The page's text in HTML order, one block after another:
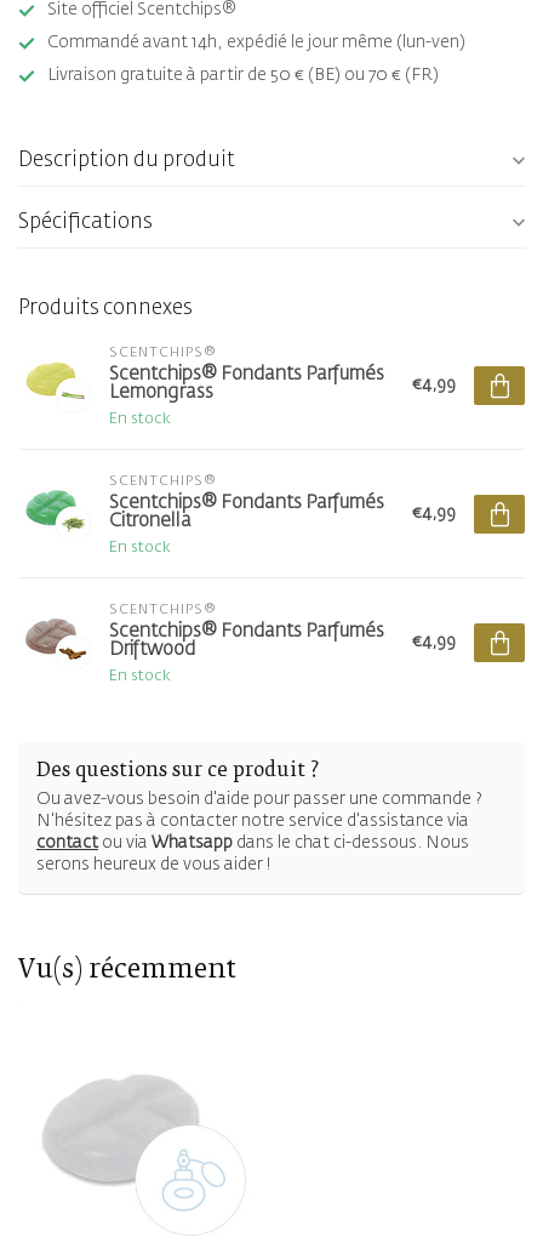
Site officiel Scentchips®
Commandé avant 14h, expédié le jour même (lun-ven)
Livraison gratuite à partir de 50 € (BE) ou 70 € (FR)
Description du produit
Spécifications
Produits connexes
SCENTCHIPS®
Scentchips® Fondants Parfumés
Lemongrass
En stock
€4,99
SCENTCHIPS®
Scentchips® Fondants Parfumés
Citronella
En stock
€4,99
SCENTCHIPS®
Scentchips® Fondants Parfumés
Driftwood
En stock
€4,99
Des questions sur ce produit ?
Ou avez-vous besoin d'aide pour passer une commande ?
N'hésitez pas à contacter notre service d'assistance via
contactou via Whatsapp dans le chat ci-dessous. Nous
serons heureux de vous aider !
Vu(s) récemment